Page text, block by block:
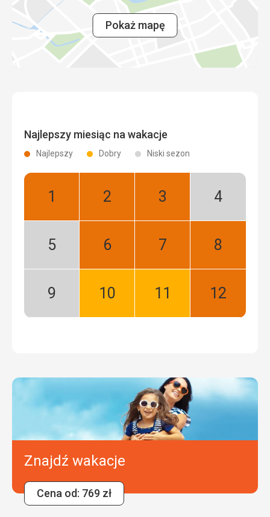
Pokaż mapę
Najlepszy miesiąc na wakacje
Najlepszy Dobry Niski sezon
Styczeń:
Luty:
Marzec:
Kwiecień:
Maj:
Czerwiec:
Lipiec:
Sierpień:
Wrzesień:
Październik:
Listopad:
Grudzień:
Najlepszy
Znajdź wakacje
Cena od: 769 zł